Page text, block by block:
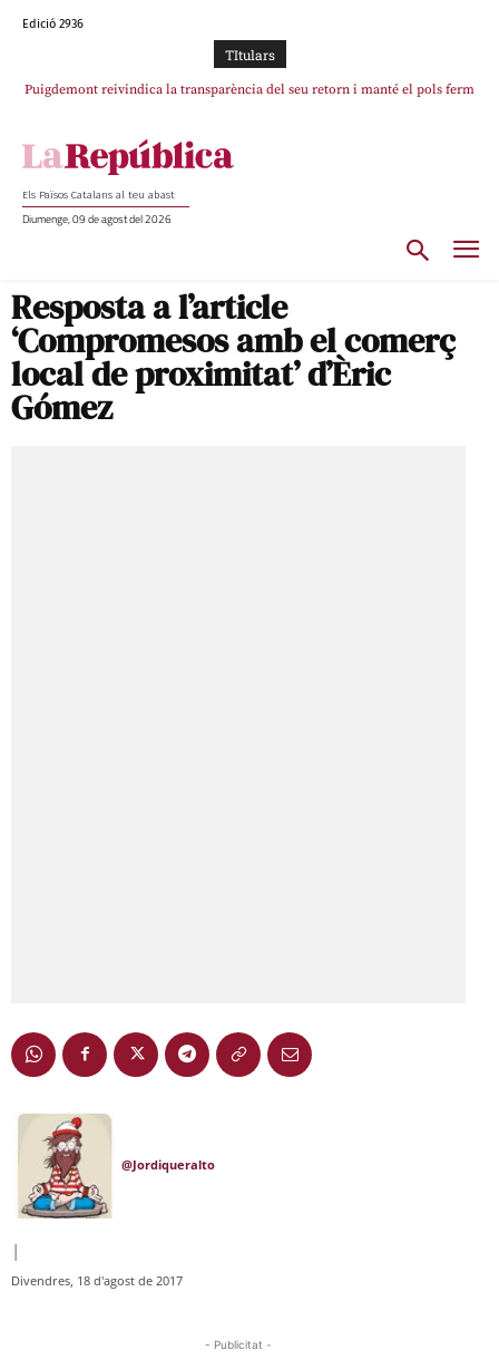
Edició 2936
TItulars
Puigdemont reivindica la transparència del seu retorn i manté el pols ferm
Portugal acusa Espanya de provocar un “efecte crida” massiu per la seva
Els Països Catalans al teu abast
Diumenge, 09 de agost del 2026
Resposta a l’article
‘Compromesos amb el comerç
local de proximitat’ d’Èric
Gómez
@Jordiqueralto
|
Divendres, 18 d'agost de 2017
- Publicitat -